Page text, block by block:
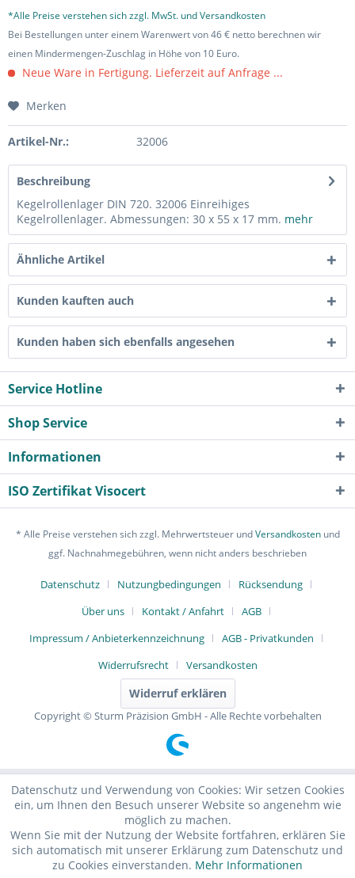
*Alle Preise verstehen sich zzgl. MwSt. und Versandkosten
Bei Bestellungen unter einem Warenwert von 46 € netto berechnen wir
einen Mindermengen-Zuschlag in Höhe von 10 Euro.
Neue Ware in Fertigung. Lieferzeit auf Anfrage ...
Merken
Artikel-Nr.: 32006
Beschreibung
Kegelrollenlager DIN 720. 32006 Einreihiges
Kegelrollenlager. Abmessungen: 30 x 55 x 17 mm. mehr
Ähnliche Artikel
Kunden kauften auch
Kunden haben sich ebenfalls angesehen
Service Hotline
Shop Service
Informationen
ISO Zertifikat Visocert
* Alle Preise verstehen sich zzgl. Mehrwertsteuer undVersandkostenund
ggf. Nachnahmegebühren, wenn nicht anders beschrieben
Datenschutz Nutzungbedingungen
Rücksendung
Über uns
Kontakt / Anfahrt
AGB
Impressum / Anbieterkennzeichnung
AGB - Privatkunden
Widerrufsrecht
Versandkosten
Widerruf erklären
Copyright © Sturm Präzision GmbH - Alle Rechte vorbehalten
Datenschutz und Verwendung von Cookies: Wir setzen Cookies
ein, um Ihnen den Besuch unserer Website so angenehm wie
möglich zu machen.
Wenn Sie mit der Nutzung der Website fortfahren, erklären Sie
sich automatisch mit unserer Erklärung zum Datenschutz und
zu Cookies einverstanden. Mehr Informationen